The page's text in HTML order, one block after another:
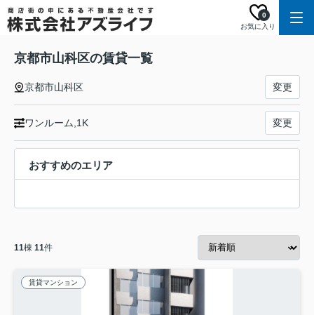
お気に入り
0
京都市山科区の賃貸一覧
京都市山科区 変更
ワンルーム,1K 変更
おすすめのエリア
11棟 11件
賃貸マンション